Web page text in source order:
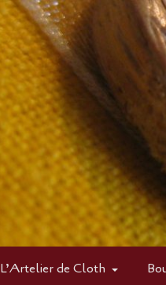
L’Artelier de Cloth